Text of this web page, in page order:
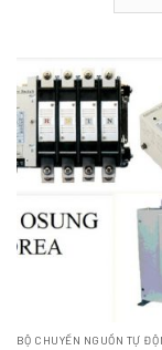
BỘ CHUYỂN NGUỒN TỰ